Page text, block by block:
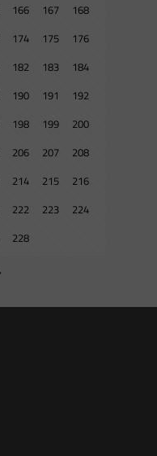
166 167
168
174 175
176
182 183
184
190 191
192
198 199
200
206 207
208
214 215
216
222 223
224
228